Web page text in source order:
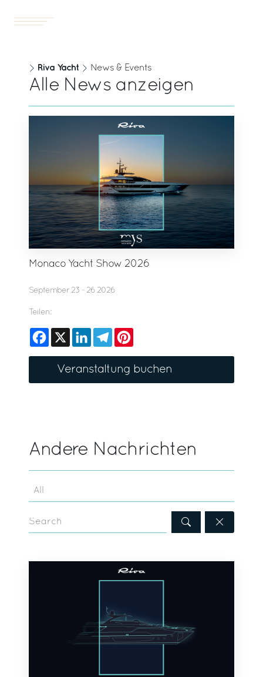
Riva Yacht News & Events
Alle News anzeigen
Monaco Yacht Show 2026
September 23 - 26 2026
Teilen:
Facebook
X LinkedInTelegram
Veranstaltung buchen
Andere Nachrichten
Search